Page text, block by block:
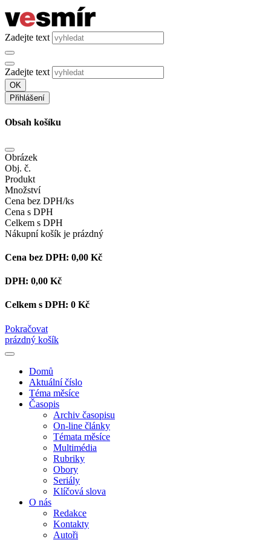
Zadejte text
Zadejte text
OK
Přihlášení
Obsah košíku
Obrázek
Obj. č.
Produkt
Množství
Cena bez DPH/ks
Cena s DPH
Celkem s DPH
Nákupní košík je prázdný
Cena bez DPH: 0,00 Kč
DPH: 0,00 Kč
Celkem s DPH: 0 Kč
Pokračovat
prázdný košík
Domů
Aktuální číslo
Téma měsíce
Časopis
Archiv časopisu
On-line články
Témata měsíce
Multimédia
Rubriky
Obory
Seriály
Klíčová slova
O nás
Redakce
Kontakty
Autoři